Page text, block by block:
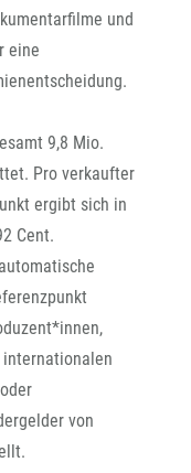
und
eine
9,8 Mio.
Pro verkaufter
ergibt sich in
Cent.
von